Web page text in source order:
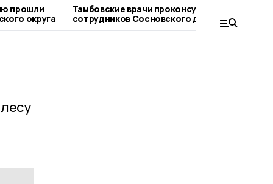
округа
Тамбовские врачи проконсультировали
сотрудников Сосновского дома-
интерната